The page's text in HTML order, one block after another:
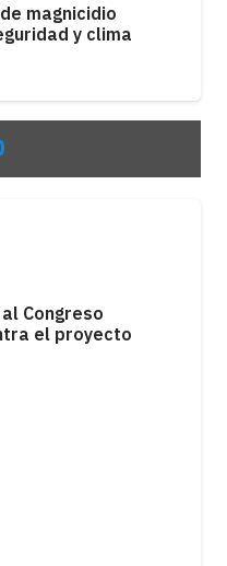
magnicidio
y clima
Congreso
el proyecto
marcada por
de tierras,
expresó el